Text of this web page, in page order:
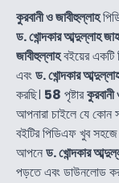
কুরবানী ও জাবীহুল্লাহ
ড. খোন্দকার আব্দুল্লাহ
জাবীহুল্লাহবইয়ের
এবংড. খোন্দকার আব্দুল্লাহ
করছি। 58 পৃষ্টার
আপনারা চাইলে যে কোন
বইটির পিডিএফ খুব
আপনেড. খোন্দকার
পড়তে এবং ডাউনলোড